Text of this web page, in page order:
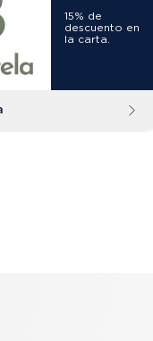
15% de
descuento en
la carta.